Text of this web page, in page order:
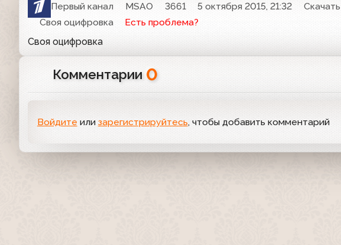
Первый канал MSAO 3661 5 октября 2015, 21:32
Скачать
Своя оцифровка
Есть проблема?
Своя оцифровка
Комментарии 0
Войдите или зарегистрируйтесь, чтобы добавить комментарий